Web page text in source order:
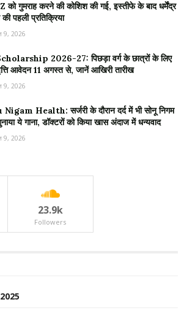
को गुमराह करने की कोशिश की गई, इस्तीफे के बाद धर्मेंद्र
पहली प्रतिक्रिया
9, 2026
2026-27: पिछड़ा वर्ग के छात्रों के लिए
आवेदन 11 अगस्त से, जानें आखिरी तारीख
9, 2026
Health: सर्जरी के दौरान दर्द में भी सोनू निगम
ये गाना, डॉक्टरों को किया खास अंदाज में धन्यवाद
9, 2026
23.9k
Followers